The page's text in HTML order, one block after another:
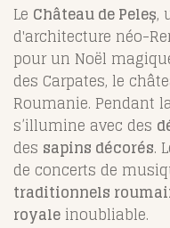
Le Château de Peleș,
d'architecture néo-
pour un Noël
des Carpates, le
Roumanie. Pendant
s’illumine avec des
des sapins décorés.
de concerts de
traditionnels
royale inoubliable.